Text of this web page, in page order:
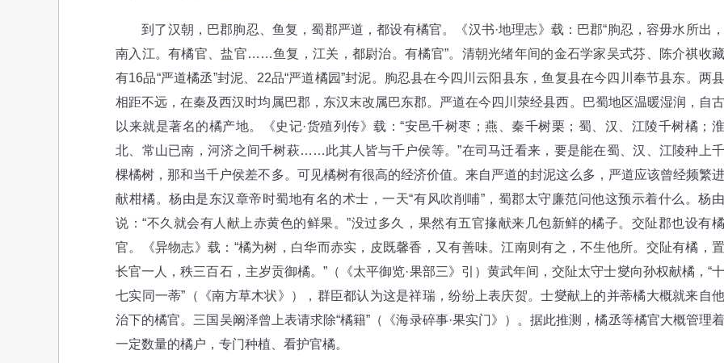
到了汉朝，巴郡朐忍、鱼复，蜀郡严道，都设有橘官。《汉书·地理志》载：巴郡“朐忍，容毋水所出，
南入江。有橘官、盐官……鱼复，江关，都尉治。有橘官”。清朝光绪年间的金石学家吴式芬、陈介祺收藏
有16品“严道橘丞”封泥、22品“严道橘园”封泥。朐忍县在今四川云阳县东，鱼复县在今四川奉节县东。两县
相距不远，在秦及西汉时均属巴郡，东汉末改属巴东郡。严道在今四川荥经县西。巴蜀地区温暖湿润，自古
以来就是著名的橘产地。《史记·货殖列传》载：“安邑千树枣；燕、秦千树栗；蜀、汉、江陵千树橘；淮
北、常山已南，河济之间千树萩……此其人皆与千户侯等。”在司马迁看来，要是能在蜀、汉、江陵种上千
棵橘树，那和当千户侯差不多。可见橘树有很高的经济价值。来自严道的封泥这么多，严道应该曾经频繁进
献柑橘。杨由是东汉章帝时蜀地有名的术士，一天“有风吹削哺”，蜀郡太守廉范问他这预示着什么。杨由
说：“不久就会有人献上赤黄色的鲜果。”没过多久，果然有五官掾献来几包新鲜的橘子。交阯郡也设有橘
官。《异物志》载：“橘为树，白华而赤实，皮既馨香，又有善味。江南则有之，不生他所。交阯有橘，置
长官一人，秩三百石，主岁贡御橘。”（《太平御览·果部三》引）黄武年间，交阯太守士燮向孙权献橘，“十
七实同一蒂”（《南方草木状》），群臣都认为这是祥瑞，纷纷上表庆贺。士燮献上的并蒂橘大概就来自他
治下的橘官。三国吴阚泽曾上表请求除“橘籍”（《海录碎事·果实门》）。据此推测，橘丞等橘官大概管理着
一定数量的橘户，专门种植、看护官橘。